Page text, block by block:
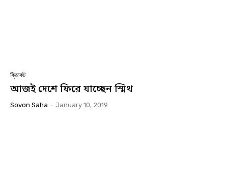
ক্রিকেট
আজই দেশে ফিরে যাচ্ছেন স্মিথ
Sovon Saha - January 10, 2019